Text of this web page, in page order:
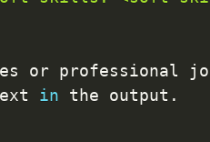
or professional
in the output .